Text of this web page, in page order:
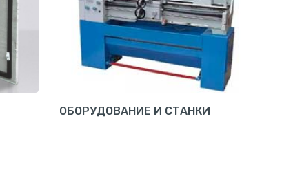
ОБОРУДОВАНИЕ И СТАНКИ